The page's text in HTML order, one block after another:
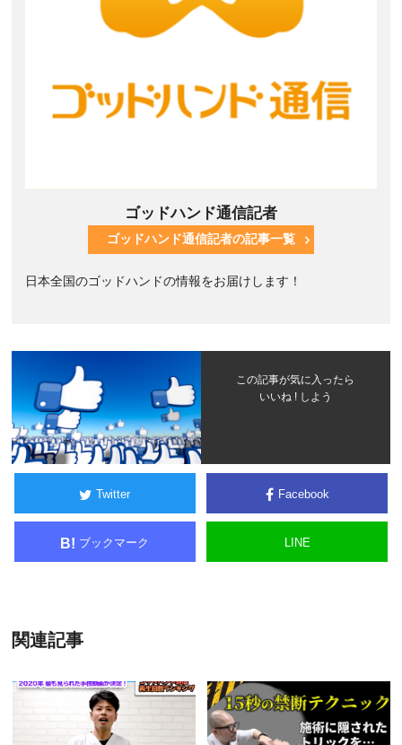
ゴッドハンド通信記者
ゴッドハンド通信記者の記事一覧
日本全国のゴッドハンドの情報をお届けします！
この記事が気に入ったら
いいね ! しよう
Twitter Facebook
B! ブックマーク LINE
関連記事